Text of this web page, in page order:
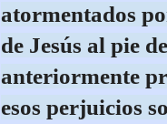
atormentados
de Jesús al pie
anteriormente
esos perjuicios